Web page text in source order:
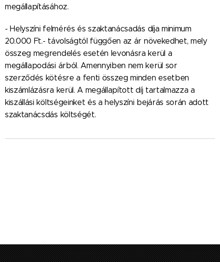
megállapításához.
- Helyszíni felmérés és szaktanácsadás díja minimum
20.000 Ft.- távolságtól függően az ár növekedhet, mely
összeg megrendelés esetén levonásra kerül a
megállapodási árból. Amennyiben nem kerül sor
szerződés kötésre a fenti összeg minden esetben
kiszámlázásra kerül. A megállapított díj tartalmazza a
kiszállási költségeinket és a helyszíni bejárás során adott
szaktanácsdás költségét.